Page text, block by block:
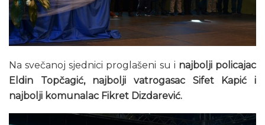
Na svečanoj sjednici proglašeni su i najbolji policajac
Eldin Topčagić, najbolji vatrogasac Sifet Kapić i
najbolji komunalac Fikret Dizdarević.